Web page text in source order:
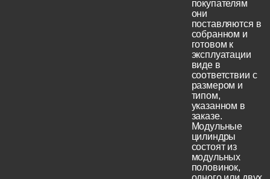
покупателям
они
поставляются в
собранном и
готовом к
эксплуатации
виде в
соответствии с
размером и
типом,
указанном в
заказе.
Модульные
цилиндры
состоят из
модульных
половинок,